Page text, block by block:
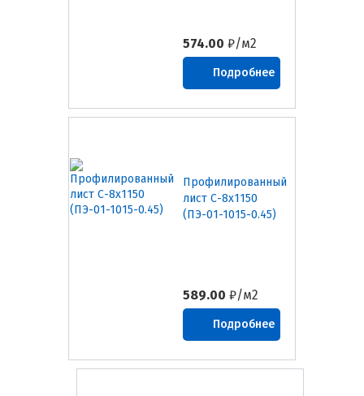
574.00 ₽/м2
Подробнее
Профилированный
лист С-8х1150
(ПЭ-01-1015-0.45)
589.00 ₽/м2
Подробнее